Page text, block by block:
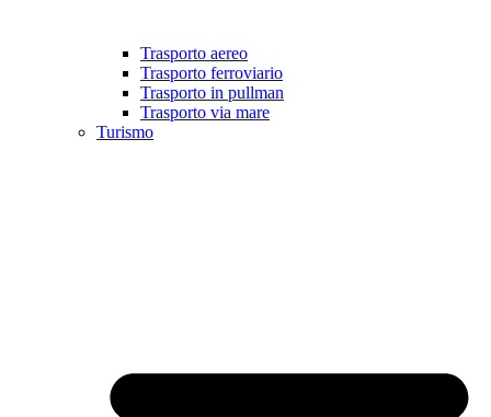
Trasporto aereo
Trasporto ferroviario
Trasporto in pullman
Trasporto via mare
Turismo